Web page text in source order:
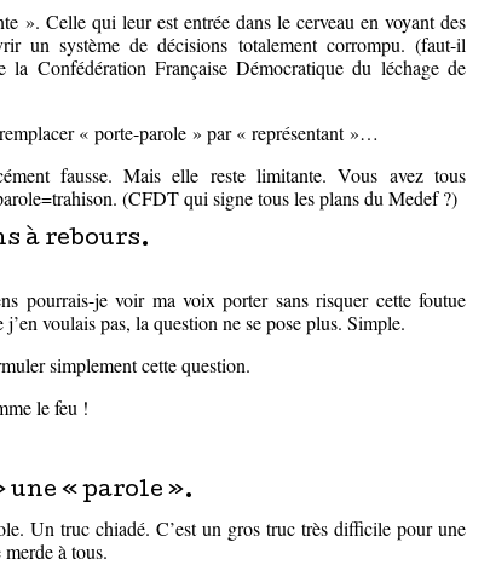
». Celle qui leur est entrée dans le cerveau en voyant des
un système de décisions totalement corrompu. (faut-il
Confédération Française Démocratique du léchage de
« porte-parole » par « représentant »…
fausse. Mais elle reste limitante. Vous avez tous
(CFDT qui signe tous les plans du Medef ?)
à rebours.
pourrais-je voir ma voix porter sans risquer cette foutue
voulais pas, la question ne se pose plus. Simple.
simplement cette question.
le feu !
une « parole ».
Un truc chiadé. C’est un gros truc très difficile pour une
à tous.